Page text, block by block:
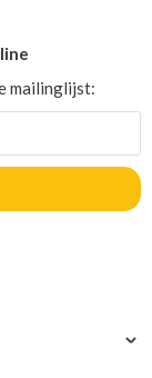
mailinglijst: